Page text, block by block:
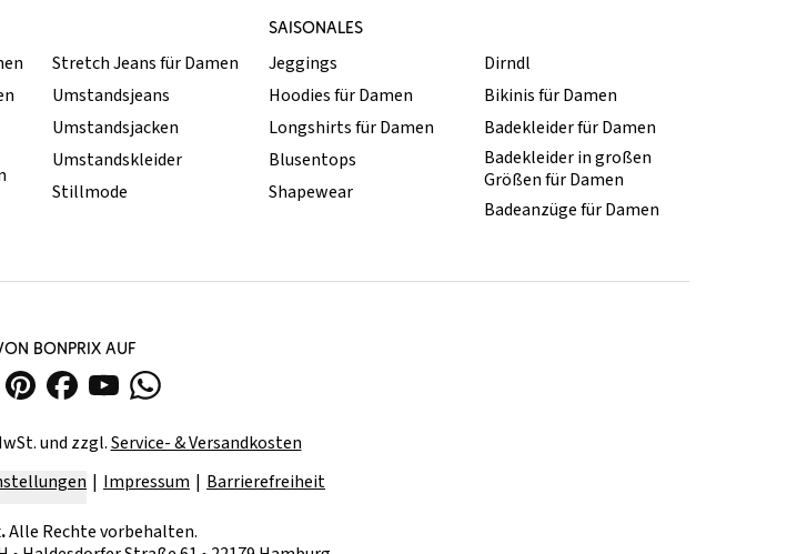
SAISONALES
Stretch Jeans für Damen
Umstandsjeans
Umstandsjacken
Umstandskleider
Stillmode
Jeggings
Hoodies für Damen
Longshirts für Damen
Blusentops
Shapewear
Dirndl
Bikinis für Damen
Badekleider für Damen
Badekleider in großen
Größen für Damen
Badeanzüge für Damen
BONPRIX AUF
und zzgl.Service- & Versandkosten
Impressum Barrierefreiheit
Alle Rechte vorbehalten.